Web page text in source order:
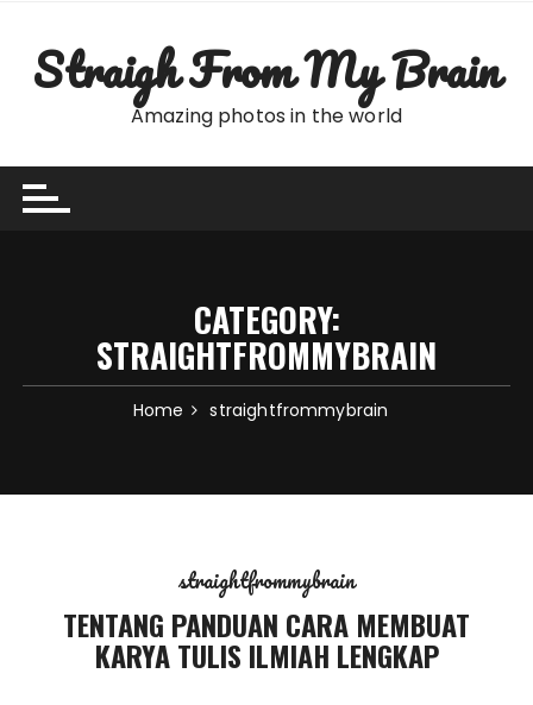
content
Straigh From My Brain
Amazing photos in the world
CATEGORY:
STRAIGHTFROMMYBRAIN
Home straightfrommybrain
straightfrommybrain
TENTANG PANDUAN CARA MEMBUAT
KARYA TULIS ILMIAH LENGKAP